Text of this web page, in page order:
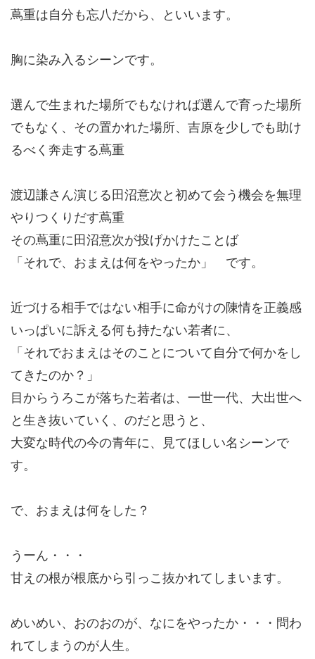
蔦重は自分も忘八だから、といいます。
胸に染み入るシーンです。
選んで生まれた場所でもなければ選んで育った場所
でもなく、その置かれた場所、吉原を少しでも助け
るべく奔走する蔦重
渡辺謙さん演じる田沼意次と初めて会う機会を無理
やりつくりだす蔦重
その蔦重に田沼意次が投げかけたことば
「それで、おまえは何をやったか」 です。
近づける相手ではない相手に命がけの陳情を正義感
いっぱいに訴える何も持たない若者に、
「それでおまえはそのことについて自分で何かをし
てきたのか？」
目からうろこが落ちた若者は、一世一代、大出世へ
と生き抜いていく、のだと思うと、
大変な時代の今の青年に、見てほしい名シーンで
す。
で、おまえは何をした？
うーん・・・
甘えの根が根底から引っこ抜かれてしまいます。
めいめい、おのおのが、なにをやったか・・・問わ
れてしまうのが人生。